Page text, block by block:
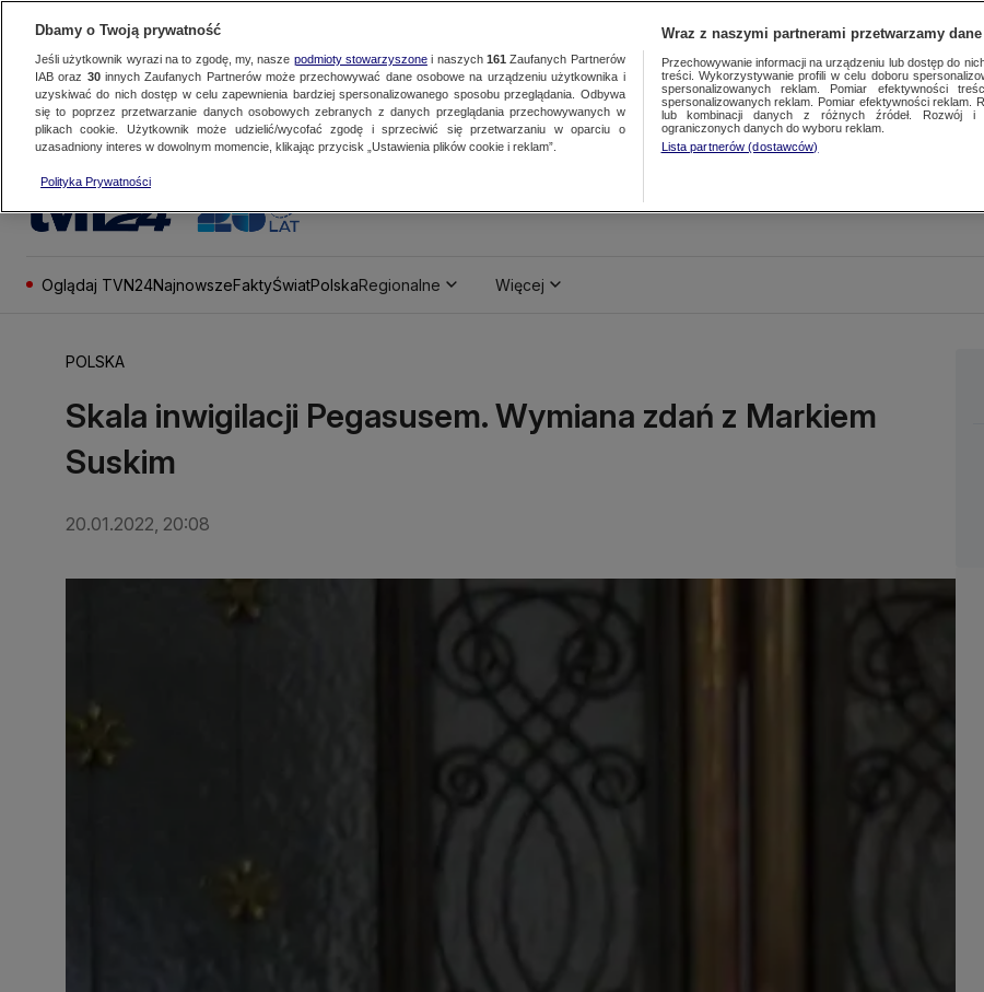
Oglądaj TVN24NajnowszeFaktyŚwiatPolskaRegionalne Więcej
POLSKA
Skala inwigilacji Pegasusem. Wymiana zdań z Markiem
Suskim
20.01.2022, 20:08
Dbamy o Twoją prywatność
Jeśli użytkownik wyrazi na to zgodę, my, nasze podmioty stowarzyszonei naszych 161 Zaufanych Partnerów
IAB oraz 30innych Zaufanych Partnerów może przechowywać dane osobowe na urządzeniu użytkownika i
uzyskiwać do nich dostęp w celu zapewnienia bardziej spersonalizowanego sposobu przeglądania. Odbywa
się to poprzez przetwarzanie danych osobowych zebranych z danych przeglądania przechowywanych w
plikach cookie. Użytkownik może udzielić/wycofać zgodę i sprzeciwić się przetwarzaniu w oparciu o
uzasadniony interes w dowolnym momencie, klikając przycisk „Ustawienia plików cookie i reklam”.
Polityka Prywatności
Wraz z naszymi partnerami przetwarzamy
Przechowywanie informacji na urządzeniu lub dostęp do
treści. Wykorzystywanie profili w celu doboru
spersonalizowanych reklam. Pomiar efektywności
spersonalizowanych reklam. Pomiar efektywności reklam.
lub kombinacji danych z różnych źródeł. Rozwój i
ograniczonych danych do wyboru reklam.
Lista partnerów (dostawców)